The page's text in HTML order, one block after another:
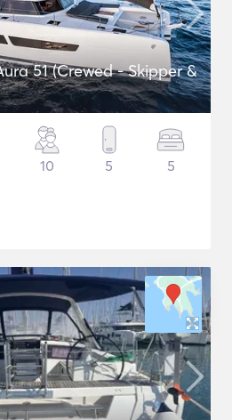
51 (Crewed - Skipper &
10 5 5